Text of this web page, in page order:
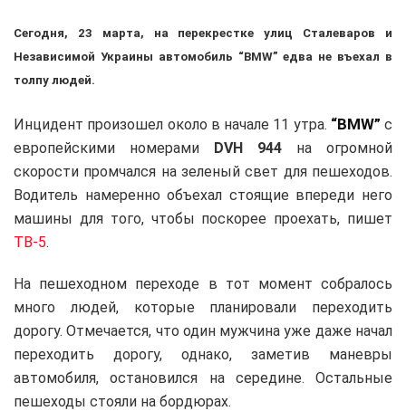
Сегодня, 23 марта, на перекрестке улиц Сталеваров и
Независимой Украины автомобиль “BMW” едва не въехал в
толпу людей.
Инцидент произошел около в начале 11 утра. “BMW” с
европейскими номерами DVH 944 на огромной
скорости промчался на зеленый свет для пешеходов.
Водитель намеренно объехал стоящие впереди него
машины для того, чтобы поскорее проехать, пишет
ТВ-5.
На пешеходном переходе в тот момент собралось
много людей, которые планировали переходить
дорогу. Отмечается, что один мужчина уже даже начал
переходить дорогу, однако, заметив маневры
автомобиля, остановился на середине. Остальные
пешеходы стояли на бордюрах.